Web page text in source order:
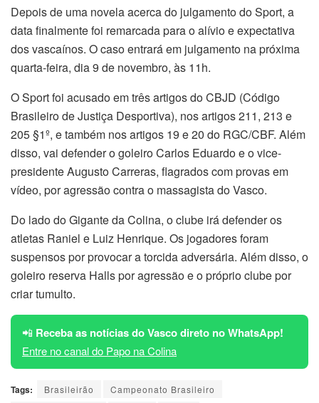
Depois de uma novela acerca do julgamento do Sport, a
data finalmente foi remarcada para o alívio e expectativa
dos vascaínos. O caso entrará em julgamento na próxima
quarta-feira, dia 9 de novembro, às 11h.
O Sport foi acusado em três artigos do CBJD (Código
Brasileiro de Justiça Desportiva), nos artigos 211, 213 e
205 §1º, e também nos artigos 19 e 20 do RGC/CBF. Além
disso, vai defender o goleiro Carlos Eduardo e o vice-
presidente Augusto Carreras, flagrados com provas em
vídeo, por agressão contra o massagista do Vasco.
Do lado do Gigante da Colina, o clube irá defender os
atletas Raniel e Luiz Henrique. Os jogadores foram
suspensos por provocar a torcida adversária. Além disso, o
goleiro reserva Halls por agressão e o próprio clube por
criar tumulto.
📲 Receba as notícias do Vasco direto no WhatsApp!
Entre no canal do Papo na Colina
Tags: Brasileirão
Campeonato Brasileiro